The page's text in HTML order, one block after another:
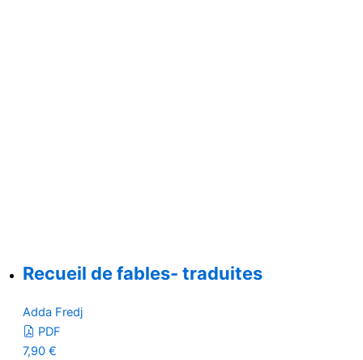
Recueil de fables- traduites
Adda Fredj
PDF
7,90 €